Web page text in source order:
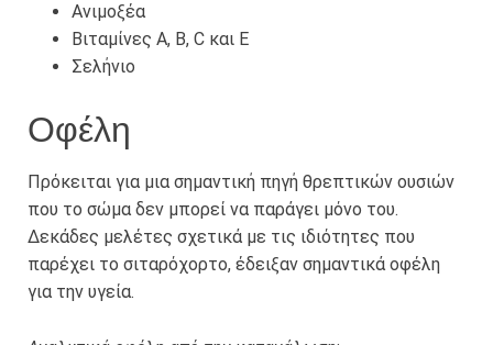
Ανιμοξέα
Βιταμίνες A, B, C και E
Σελήνιο
Οφέλη
Πρόκειται για μια σημαντική πηγή θρεπτικών ουσιών
που το σώμα δεν μπορεί να παράγει μόνο του.
Δεκάδες μελέτες σχετικά με τις ιδιότητες που
παρέχει το σιταρόχορτο, έδειξαν σημαντικά οφέλη
για την υγεία.